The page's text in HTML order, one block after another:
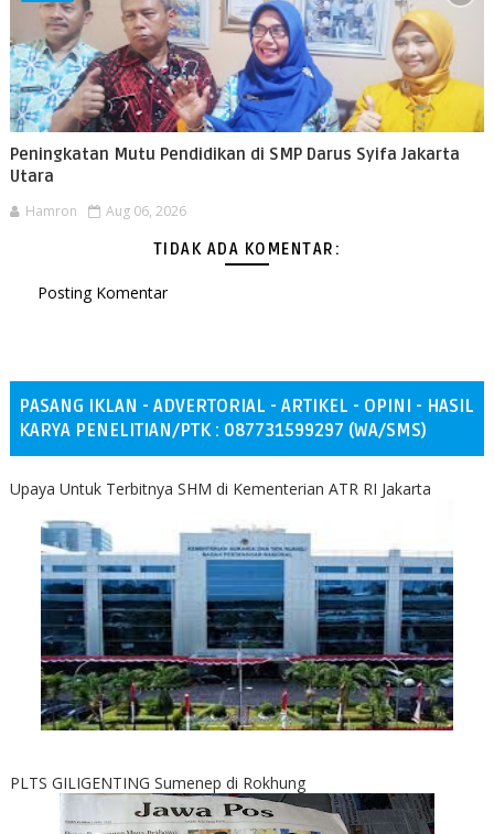
Peningkatan Mutu Pendidikan di SMP Darus Syifa Jakarta
Utara
Hamron Aug 06, 2026
TIDAK ADA KOMENTAR:
Posting Komentar
PASANG IKLAN - ADVERTORIAL - ARTIKEL - OPINI - HASIL
KARYA PENELITIAN/PTK : 087731599297 (WA/SMS)
Upaya Untuk Terbitnya SHM di Kementerian ATR RI Jakarta
PLTS GILIGENTING Sumenep di Rokhung